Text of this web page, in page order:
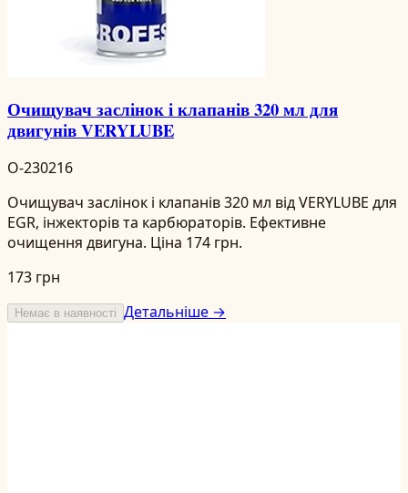
Очищувач заслінок і клапанів 320 мл для
двигунів VERYLUBE
O-230216
Очищувач заслінок і клапанів 320 мл від VERYLUBE для
EGR, інжекторів та карбюраторів. Ефективне
очищення двигуна. Ціна 174 грн.
173 грн
Немає в наявності Детальніше →